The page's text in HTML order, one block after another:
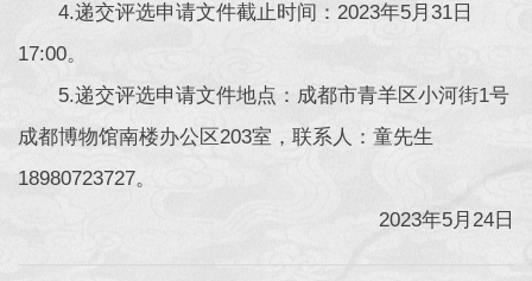
4.递交评选申请文件截止时间：2023年5月31日
17:00。
5.递交评选申请文件地点：成都市青羊区小河街1号
成都博物馆南楼办公区203室，联系人：童先生
18980723727。
2023年5月24日